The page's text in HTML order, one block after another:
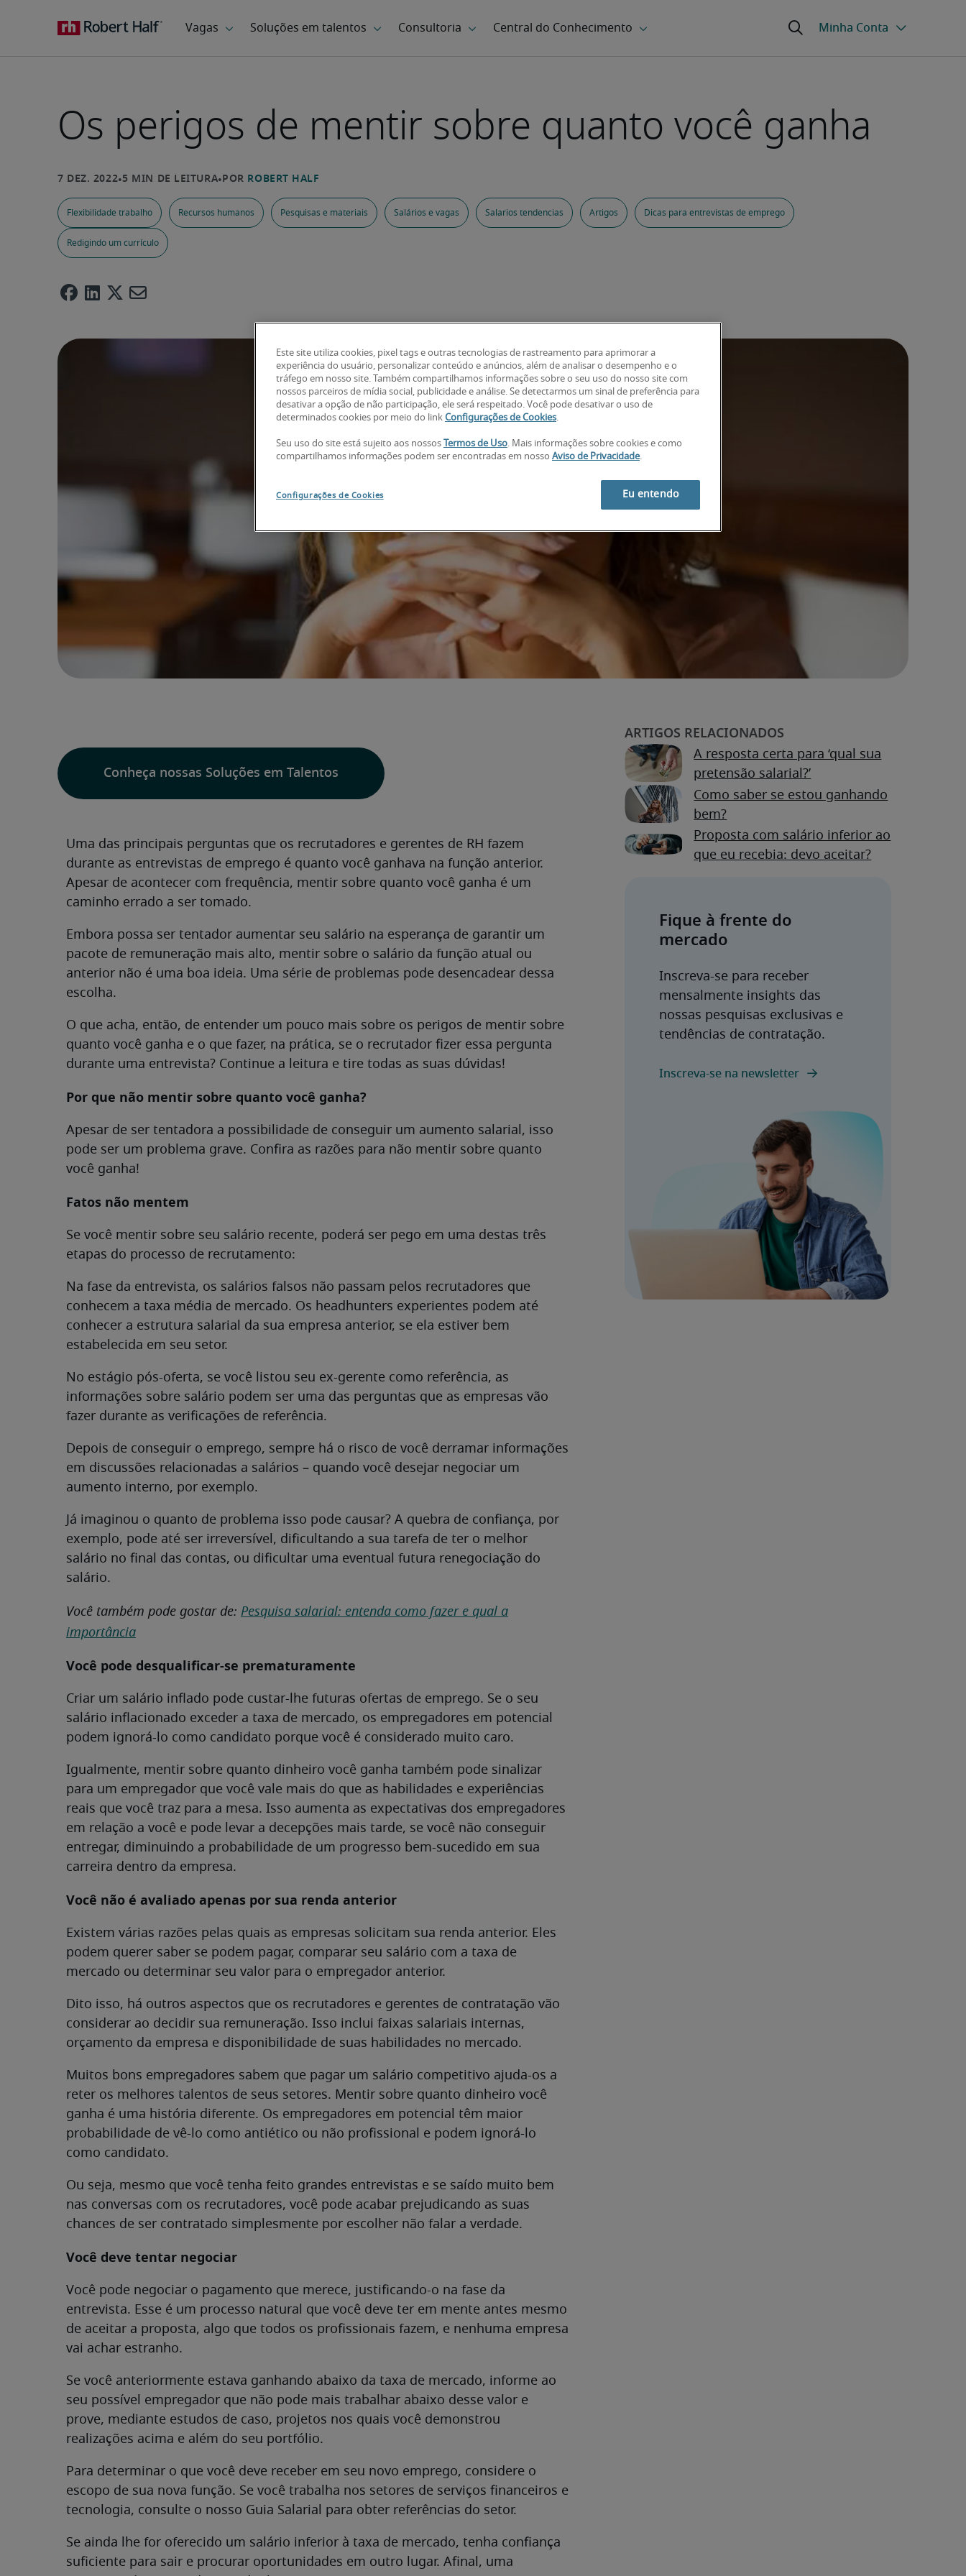
Os perigos de mentir sobre quanto você ganha
Flexibilidade trabalho Recursos humanos Pesquisas e materiais Salários e vagas Salarios tendencias Artigos Dicas para entrevistas de emprego
Redigindo um currículo
Conheça nossas Soluções em Talentos
Uma das principais perguntas que os recrutadores e gerentes de RH fazem
durante as entrevistas de emprego é quanto você ganhava na função anterior.
Apesar de acontecer com frequência, mentir sobre quanto você ganha é um
caminho errado a ser tomado.
Embora possa ser tentador aumentar seu salário na esperança de garantir um
pacote de remuneração mais alto, mentir sobre o salário da função atual ou
anterior não é uma boa ideia. Uma série de problemas pode desencadear dessa
escolha.
O que acha, então, de entender um pouco mais sobre os perigos de mentir sobre
quanto você ganha e o que fazer, na prática, se o recrutador fizer essa pergunta
durante uma entrevista? Continue a leitura e tire todas as suas dúvidas!​
Por que não mentir sobre quanto você ganha?
Apesar de ser tentadora a possibilidade de conseguir um aumento salarial, isso
pode ser um problema grave. Confira as razões para não mentir sobre quanto
você ganha!
Fatos não mentem
Se você mentir sobre seu salário recente, poderá ser pego em uma destas três
etapas do processo de recrutamento:
Na fase da entrevista, os salários falsos não passam pelos recrutadores que
conhecem a taxa média de mercado. Os headhunters experientes podem até
conhecer a estrutura salarial da sua empresa anterior, se ela estiver bem
estabelecida em seu setor.
No estágio pós-oferta, se você listou seu ex-gerente como referência, as
informações sobre salário podem ser uma das perguntas que as empresas vão
fazer durante as verificações de referência.
Depois de conseguir o emprego, sempre há o risco de você derramar informações
em discussões relacionadas a salários – quando você desejar negociar um
aumento interno, por exemplo.
Já imaginou o quanto de problema isso pode causar? A quebra de confiança, por
exemplo, pode até ser irreversível, dificultando a sua tarefa de ter o melhor
salário no final das contas, ou dificultar uma eventual futura renegociação do
salário.
Você também pode gostar de: Pesquisa salarial: entenda como fazer e qual a
importância
Você pode desqualificar-se prematuramente
Criar um salário inflado pode custar-lhe futuras ofertas de emprego. Se o seu
salário inflacionado exceder a taxa de mercado, os empregadores em potencial
podem ignorá-lo como candidato porque você é considerado muito caro.
Igualmente, mentir sobre quanto dinheiro você ganha também pode sinalizar
para um empregador que você vale mais do que as habilidades e experiências
reais que você traz para a mesa. Isso aumenta as expectativas dos empregadores
em relação a você e pode levar a decepções mais tarde, se você não conseguir
entregar, diminuindo a probabilidade de um progresso bem-sucedido em sua
carreira dentro da empresa.
Você não é avaliado apenas por sua renda anterior
Existem várias razões pelas quais as empresas solicitam sua renda anterior. Eles
podem querer saber se podem pagar, comparar seu salário com a taxa de
mercado ou determinar seu valor para o empregador anterior.
Dito isso, há outros aspectos que os recrutadores e gerentes de contratação vão
considerar ao decidir sua remuneração. Isso inclui faixas salariais internas,
orçamento da empresa e disponibilidade de suas habilidades no mercado.
Muitos bons empregadores sabem que pagar um salário competitivo ajuda-os a
reter os melhores talentos de seus setores. Mentir sobre quanto dinheiro você
ganha é uma história diferente. Os empregadores em potencial têm maior
probabilidade de vê-lo como antiético ou não profissional e podem ignorá-lo
como candidato.
Ou seja, mesmo que você tenha feito grandes entrevistas e se saído muito bem
nas conversas com os recrutadores, você pode acabar prejudicando as suas
chances de ser contratado simplesmente por escolher não falar a verdade.
Você deve tentar negociar
Você pode negociar o pagamento que merece, justificando-o na fase da
entrevista. Esse é um processo natural que você deve ter em mente antes mesmo
de aceitar a proposta, algo que todos os profissionais fazem, e nenhuma empresa
vai achar estranho.
Se você anteriormente estava ganhando abaixo da taxa de mercado, informe ao
seu possível empregador que não pode mais trabalhar abaixo desse valor e
prove, mediante estudos de caso, projetos nos quais você demonstrou
realizações acima e além do seu portfólio.
Para determinar o que você deve receber em seu novo emprego, considere o
escopo de sua nova função. Se você trabalha nos setores de serviços financeiros e
tecnologia, consulte o nosso Guia Salarial para obter referências do setor.
Se ainda lhe for oferecido um salário inferior à taxa de mercado, tenha confiança
suficiente para sair e procurar oportunidades em outro lugar. Afinal, uma
A resposta certa para ‘qual sua
pretensão salarial?’
Como saber se estou ganhando
bem?
Proposta com salário inferior ao
que eu recebia: devo aceitar?
Este site utiliza cookies, pixel tags e outras tecnologias de rastreamento para aprimorar a
experiência do usuário, personalizar conteúdo e anúncios, além de analisar o desempenho e o
tráfego em nosso site. Também compartilhamos informações sobre o seu uso do nosso site com
nossos parceiros de mídia social, publicidade e análise. Se detectarmos um sinal de preferência para
desativar a opção de não participação, ele será respeitado. Você pode desativar o uso de
determinados cookies por meio do link Configurações de Cookies.
Seu uso do site está sujeito aos nossos Termos de Uso. Mais informações sobre cookies e como
compartilhamos informações podem ser encontradas em nosso Aviso de Privacidade.
Configurações de Cookies Eu entendo